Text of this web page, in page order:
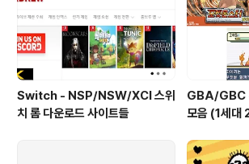
에 린으로 정하고 출발하였다.)그외 해외 기준의 티어표로
남캐를 제외하면 좋은..
Switch - NSP/NSW/XCI 스위
치 롬 다운로드 사이트들
GBA/GBC
모음 (1세대